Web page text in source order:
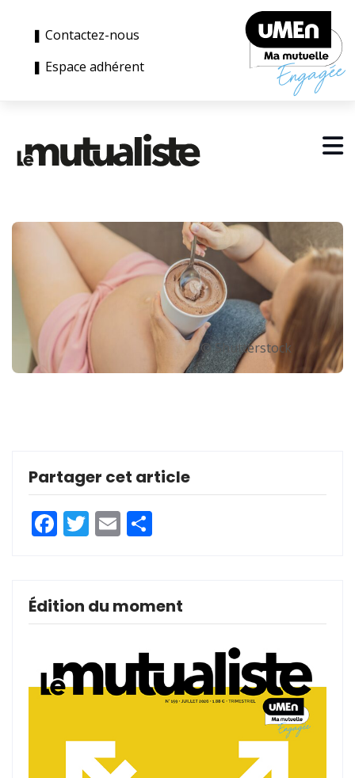
❚ Contactez-nous
❚ Espace adhérent
© Shutterstock
Partager cet article
Facebook
Twitter
Email
Édition du moment